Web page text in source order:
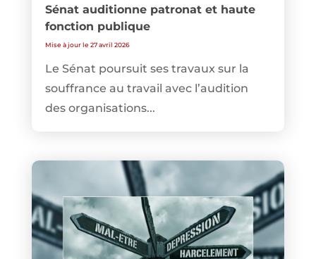
Sénat auditionne patronat et haute
fonction publique
Mise à jour le 27 avril 2026
Le Sénat poursuit ses travaux sur la
souffrance au travail avec l’audition
des organisations...